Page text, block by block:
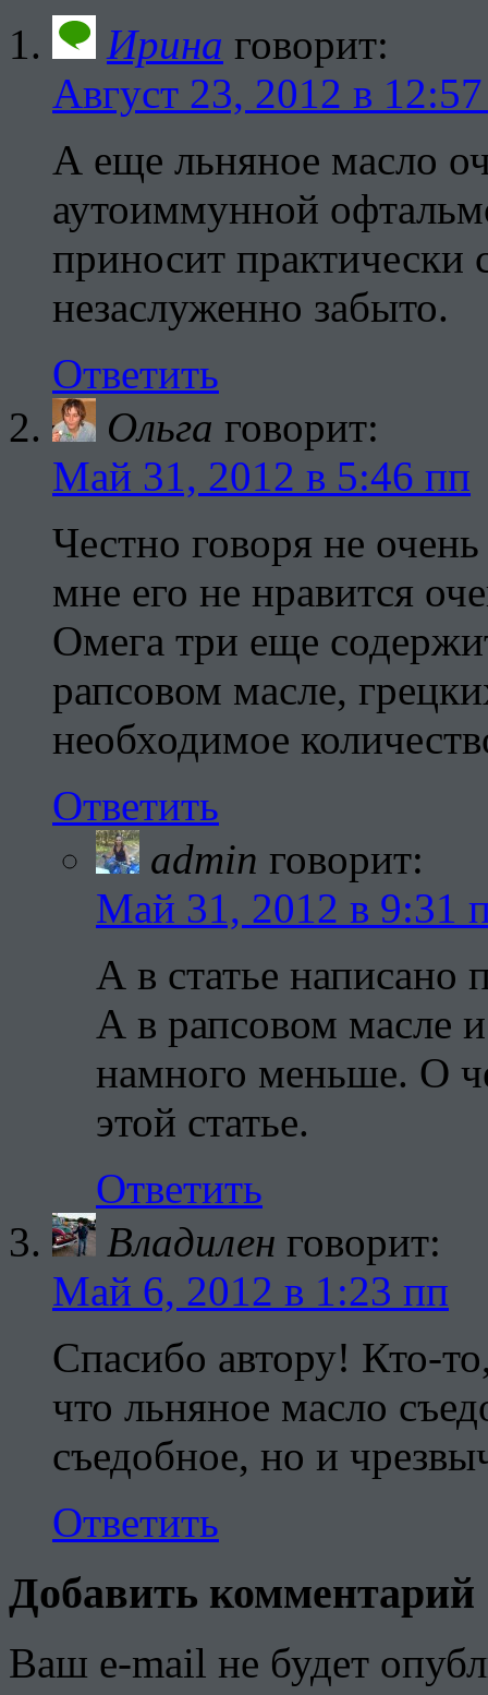
Ирина говорит:
Август 23, 2012 в
А еще льняное масло
аутоиммунной
приносит практически
незаслуженно забыто.
Ответить
Ольга говорит:
Май 31, 2012 в 5:46 пп
Честно говоря не
мне его не нравится
Омега три еще
рапсовом масле,
необходимое
Ответить
admin говорит:
Май 31, 2012 в 9:31
А в статье
А в рапсовом масле
намного меньше. О
этой статье.
Ответить
Владилен говорит:
Май 6, 2012 в 1:23 пп
Спасибо автору! Кто-
что льняное масло
съедобное, но и
Ответить
Добавить комментарий
Ваш e-mail не будет